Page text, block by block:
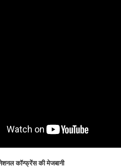
कॉन्फ्रेंस की मेजबानी